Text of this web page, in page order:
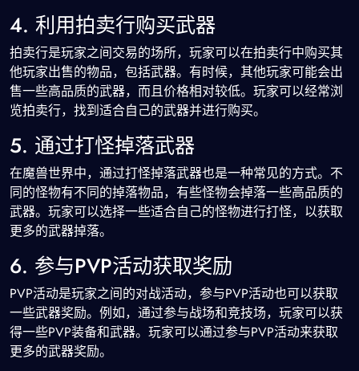
4. 利用拍卖行购买武器
拍卖行是玩家之间交易的场所，玩家可以在拍卖行中购买其
他玩家出售的物品，包括武器。有时候，其他玩家可能会出
售一些高品质的武器，而且价格相对较低。玩家可以经常浏
览拍卖行，找到适合自己的武器并进行购买。
5. 通过打怪掉落武器
在魔兽世界中，通过打怪掉落武器也是一种常见的方式。不
同的怪物有不同的掉落物品，有些怪物会掉落一些高品质的
武器。玩家可以选择一些适合自己的怪物进行打怪，以获取
更多的武器掉落。
6. 参与PVP活动获取奖励
PVP活动是玩家之间的对战活动，参与PVP活动也可以获取
一些武器奖励。例如，通过参与战场和竞技场，玩家可以获
得一些PVP装备和武器。玩家可以通过参与PVP活动来获取
更多的武器奖励。